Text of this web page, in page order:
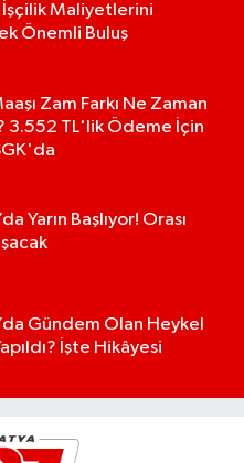
İşçilik Maliyetlerini
Önemli Buluş
Zam Farkı Ne Zaman
3.552 TL'lik Ödeme İçin
Yarın Başlıyor! Orası
Gündem Olan Heykel
İşte Hikâyesi